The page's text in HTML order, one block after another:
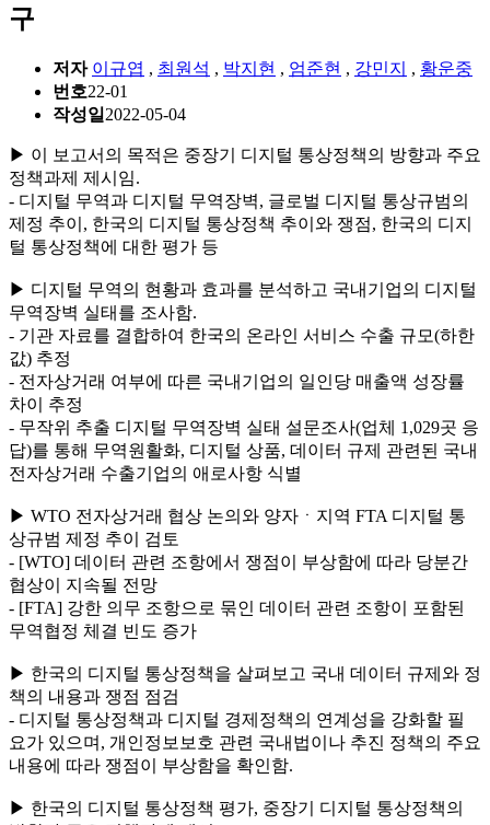
구
저자 이규엽 , 최원석 , 박지현 , 엄준현 , 강민지 , 황운중
번호22-01
작성일 2022-05-04
▶ 이 보고서의 목적은 중장기 디지털 통상정책의 방향과 주요
정책과제 제시임.
- 디지털 무역과 디지털 무역장벽, 글로벌 디지털 통상규범의
제정 추이, 한국의 디지털 통상정책 추이와 쟁점, 한국의 디지
털 통상정책에 대한 평가 등
▶ 디지털 무역의 현황과 효과를 분석하고 국내기업의 디지털
무역장벽 실태를 조사함.
- 기관 자료를 결합하여 한국의 온라인 서비스 수출 규모(하한
값) 추정
- 전자상거래 여부에 따른 국내기업의 일인당 매출액 성장률
차이 추정
- 무작위 추출 디지털 무역장벽 실태 설문조사(업체 1,029곳 응
답)를 통해 무역원활화, 디지털 상품, 데이터 규제 관련된 국내
전자상거래 수출기업의 애로사항 식별
▶ WTO 전자상거래 협상 논의와 양자ㆍ지역 FTA 디지털 통
상규범 제정 추이 검토
- [WTO] 데이터 관련 조항에서 쟁점이 부상함에 따라 당분간
협상이 지속될 전망
- [FTA] 강한 의무 조항으로 묶인 데이터 관련 조항이 포함된
무역협정 체결 빈도 증가
▶ 한국의 디지털 통상정책을 살펴보고 국내 데이터 규제와 정
책의 내용과 쟁점 점검
- 디지털 통상정책과 디지털 경제정책의 연계성을 강화할 필
요가 있으며, 개인정보보호 관련 국내법이나 추진 정책의 주요
내용에 따라 쟁점이 부상함을 확인함.
▶ 한국의 디지털 통상정책 평가, 중장기 디지털 통상정책의